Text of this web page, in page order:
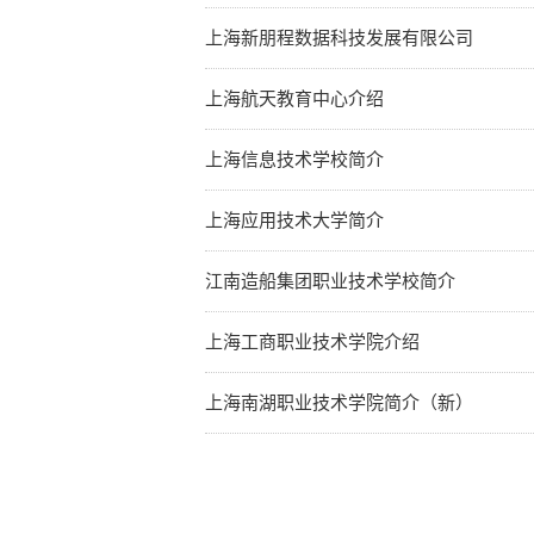
上海新朋程数据科技发展有限公司
上海航天教育中心介绍
上海信息技术学校简介
上海应用技术大学简介
江南造船集团职业技术学校简介
上海工商职业技术学院介绍
上海南湖职业技术学院简介（新）